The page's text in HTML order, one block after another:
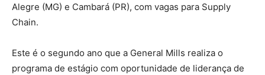
Alegre (MG) e Cambará (PR), com vagas para Supply
Chain.
Este é o segundo ano que a General Mills realiza o
programa de estágio com oportunidade de liderança de